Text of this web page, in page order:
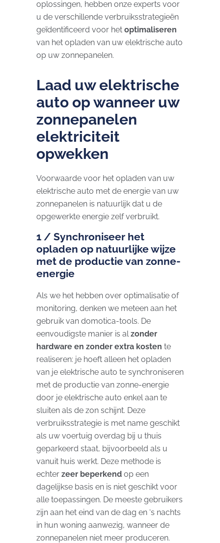
oplossingen, hebben onze experts voor
u de verschillende verbruiksstrategieën
geïdentificeerd voor het optimaliseren
van het opladen van uw elektrische auto
op uw zonnepanelen.
Laad uw elektrische
auto op wanneer uw
zonnepanelen
elektriciteit
opwekken
Voorwaarde voor het opladen van uw
elektrische auto met de energie van uw
zonnepanelen is natuurlijk dat u de
opgewerkte energie zelf verbruikt.
1 / Synchroniseer het
opladen op natuurlijke wijze
met de productie van zonne-
energie
Als we het hebben over optimalisatie of
monitoring, denken we meteen aan het
gebruik van domotica-tools. De
eenvoudigste manier is alzonder
hardware en zonder extra kosten te
realiseren: je hoeft alleen het opladen
van je elektrische auto te synchroniseren
met de productie van zonne-energie
door je elektrische auto enkel aan te
sluiten als de zon schijnt. Deze
verbruiksstrategie is met name geschikt
als uw voertuig overdag bij u thuis
geparkeerd staat, bijvoorbeeld als u
vanuit huis werkt. Deze methode is
echter zeer beperkend op een
dagelijkse basis en is niet geschikt voor
alle toepassingen. De meeste gebruikers
zijn aan het eind van de dag en ‘s nachts
in hun woning aanwezig, wanneer de
zonnepanelen niet meer produceren.